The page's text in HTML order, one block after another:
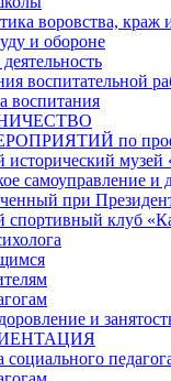
воровства, краж
и обороне
воспитательной
воспитания
по
музей
самоуправление и
при
клуб
и
социального